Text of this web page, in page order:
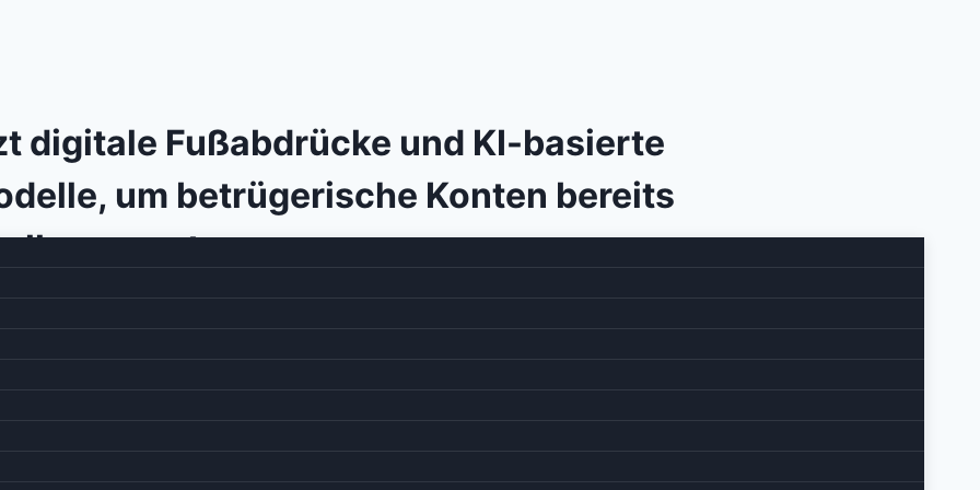
digitale Fußabdrücke und KI-basierte
um betrügerische Konten bereits
zu stoppen.